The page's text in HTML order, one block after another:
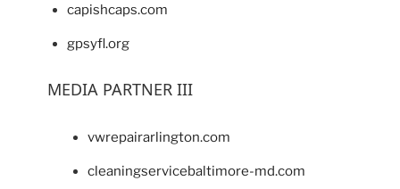
capishcaps.com
gpsyfl.org
MEDIA PARTNER III
vwrepairarlington.com
cleaningservicebaltimore-md.com